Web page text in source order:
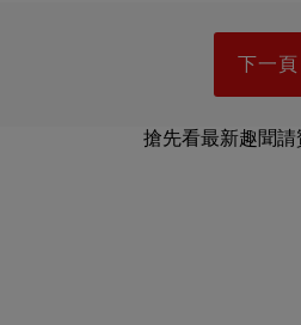
下一頁
搶先看最新趣聞